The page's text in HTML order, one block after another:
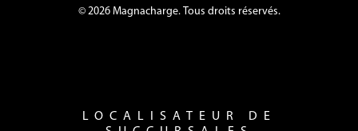
© 2026 Magnacharge. Tous droits réservés.
LOCALISATEUR DE